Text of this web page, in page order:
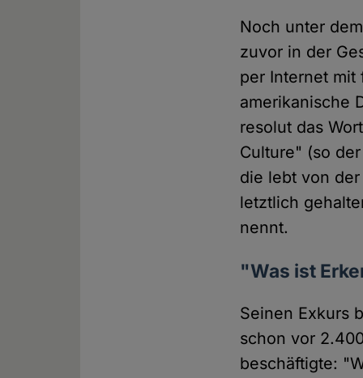
Noch unter
zuvor in der
per Internet mit
amerikanische
resolut das
Culture" (so
die lebt von
letztlich
nennt.
"Was ist
Seinen Exkurs
schon vor
beschäftigte: